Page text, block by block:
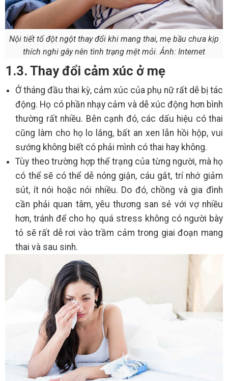
Nội tiết tố đột ngột thay đổi khi mang thai, mẹ bầu chưa kịp
thích nghi gây nên tình trạng mệt mỏi. Ảnh: Internet
1.3. Thay đổi cảm xúc ở mẹ
Ở tháng đầu thai kỳ, cảm xúc của phụ nữ rất dễ bị tác
động. Họ có phần nhạy cảm và dễ xúc động hơn bình
thường rất nhiều. Bên cạnh đó, các dấu hiệu có thai
cũng làm cho họ lo lắng, bất an xen lẫn hồi hộp, vui
sướng không biết có phải mình có thai hay không.
Tùy theo trường hợp thể trạng của từng người, mà họ
có thể sẽ có thể dễ nóng giận, cáu gắt, trí nhớ giảm
sút, ít nói hoặc nói nhiều. Do đó, chồng và gia đình
cần phải quan tâm, yêu thương san sẻ với vợ nhiều
hơn, tránh để cho họ quá stress không có người bày
tỏ sẽ rất dễ rơi vào trầm cảm trong giai đoạn mang
thai và sau sinh.